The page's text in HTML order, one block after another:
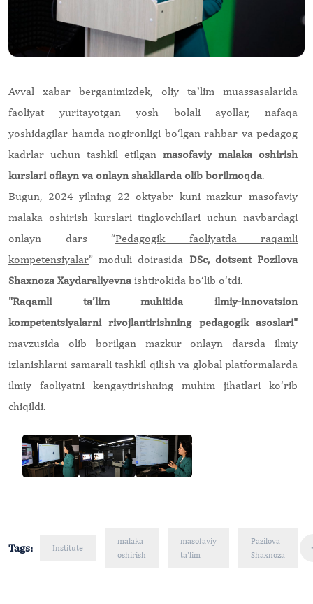
Avval xabar berganimizdek, oliy taʼlim muassasalarida
faoliyat yuritayotgan yosh bolali ayollar, nafaqa
yoshidagilar hamda nogironligi bo‘lgan rahbar va pedagog
kadrlar uchun tashkil etilgan masofaviy malaka oshirish
kurslari oflayn va onlayn shakllarda olib borilmoqda.
Bugun, 2024 yilning 22 oktyabr kuni mazkur masofaviy
malaka oshirish kurslari tinglovchilari uchun navbardagi
onlayn dars “Pedagogik faoliyatda raqamli
kompetensiyalar” moduli doirasida DSc, dotsent Pozilova
Shaxnoza Xaydaraliyevna ishtirokida bo‘lib o‘tdi.
"Raqamli ta’lim muhitida ilmiy-innovatsion
kompetentsiyalarni rivojlantirishning pedagogik asoslari"
mavzusida olib borilgan mazkur onlayn darsda ilmiy
izlanishlarni samarali tashkil qilish va global platformalarda
ilmiy faoliyatni kengaytirishning muhim jihatlari ko‘rib
chiqildi.
Tags: Institute
malaka
oshirish
masofaviy
ta'lim
Pazilova
Shaxnoza